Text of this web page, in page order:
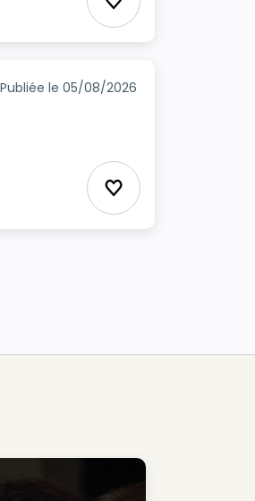
Ajouter aux
Publiée le 05/08/2026
Ajouter aux